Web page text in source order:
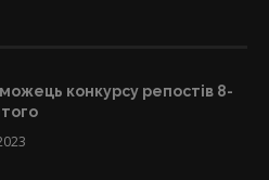
конкурсу репостів 8-